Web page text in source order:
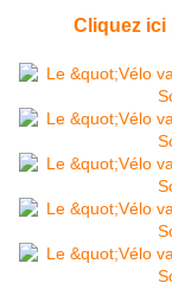
Cliquez ici